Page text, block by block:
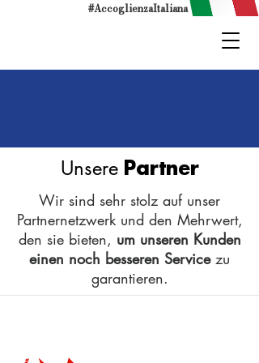
#AccoglienzaItaliana
Unsere Partner
Wir sind sehr stolz auf unser
Partnernetzwerk und den Mehrwert,
den sie bieten, um unseren Kunden
einen noch besseren Servicezu
garantieren.